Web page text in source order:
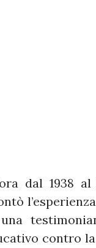
dal 1938
contro